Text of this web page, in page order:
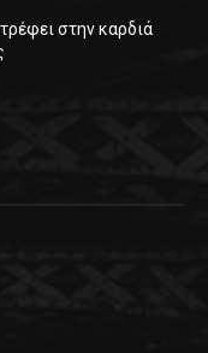
στην καρδιά